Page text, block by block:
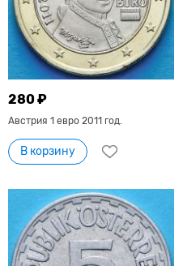
280 ₽
Австрия 1 евро 2011 год.
В корзину